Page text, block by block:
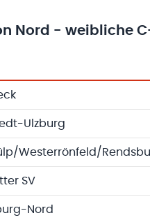
Nord - weibliche
Spielen, Toren
Ulzburg
Westerrönfeld/
SV
Nord